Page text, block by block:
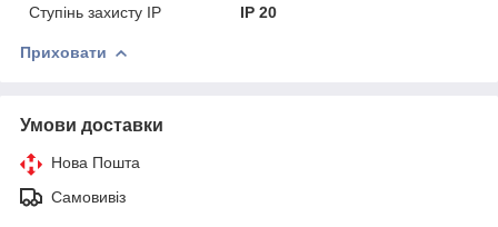
Ступінь захисту IP
IP 20
Приховати
Умови доставки
Нова Пошта
Самовивіз